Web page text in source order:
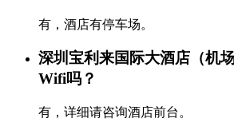
有，酒店有停车场。
深圳宝利来国际大酒店（机
Wifi吗？
有，详细请咨询酒店前台。